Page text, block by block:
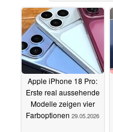
Apple iPhone 18 Pro:
Erste real aussehende
Modelle zeigen vier
Farboptionen 29.05.2026